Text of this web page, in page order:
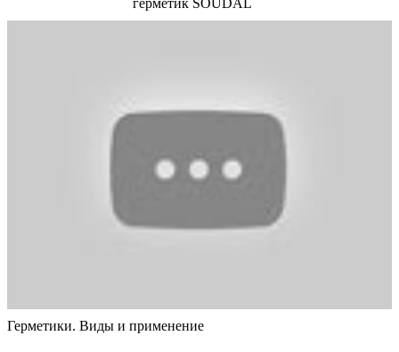
Герметики. Виды и применение